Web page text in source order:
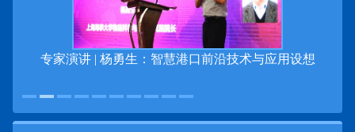
专家演讲 | 杨勇生：智慧港口前沿技术与应用设想